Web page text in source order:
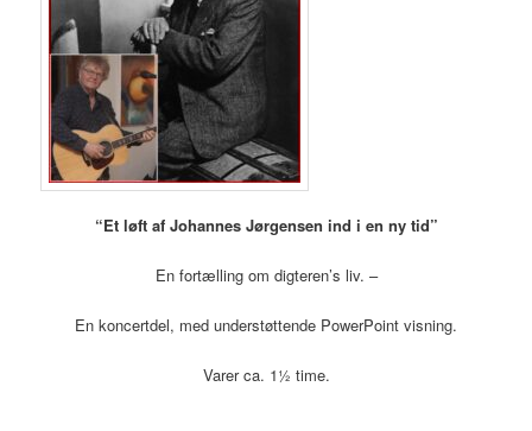
“Et løft af Johannes Jørgensen ind i en ny tid”
En fortælling om digteren’s liv. –
En koncertdel, med understøttende PowerPoint visning.
Varer ca. 1½ time.